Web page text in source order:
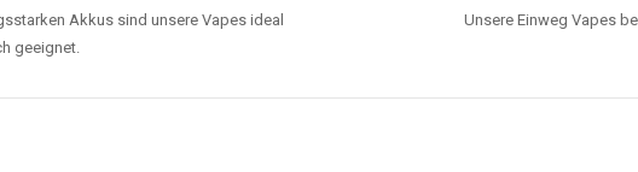
Akkus sind unsere Vapes ideal
geeignet.
Unsere Einweg Vapes